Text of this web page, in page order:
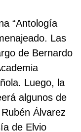
“Antología
Las
de Bernardo
Luego, la
algunos de
Álvarez
de Elvio